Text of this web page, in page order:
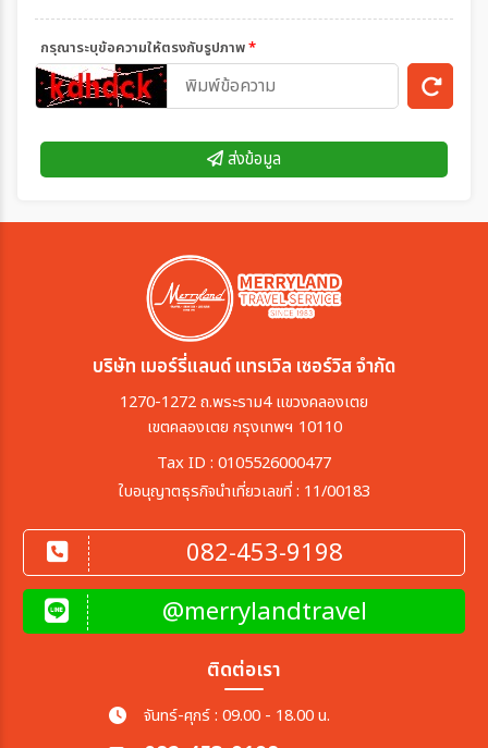
กรุณาระบุข้อความให้ตรงกับรูปภาพ*
ส่งข้อมูล
บริษัท เมอร์รี่แลนด์ แทรเวิล เซอร์วิส จำกัด
1270-1272 ถ.พระราม4 แขวงคลองเตย
เขตคลองเตย กรุงเทพฯ 10110
Tax ID : 0105526000477
ใบอนุญาตธุรกิจนำเที่ยวเลขที่ : 11/00183
082-453-9198
@merrylandtravel
ติดต่อเรา
จันทร์-ศุกร์ : 09.00 - 18.00 น.